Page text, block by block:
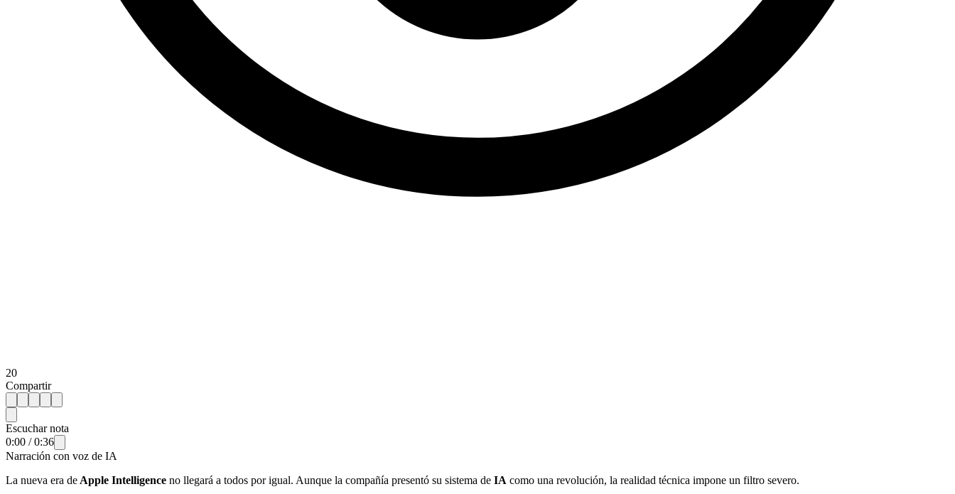
20
Compartir
Escuchar nota
0:00 /0:36
Narración con voz de IA
La nueva era de Apple Intelligence no llegará a todos por igual. Aunque la compañía presentó su sistema de IA como una revolución, la realidad técnica impone un filtro severo.